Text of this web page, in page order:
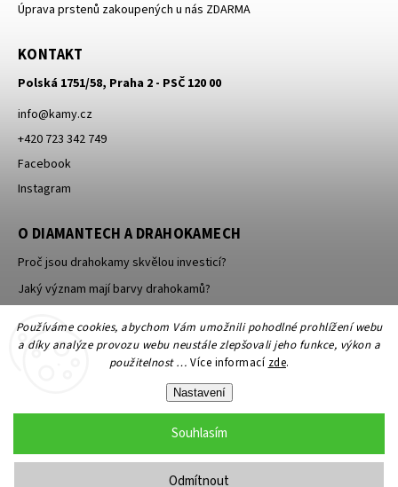
Používáme cookies, abychom Vám umožnili pohodlné prohlížení webu
a díky analýze provozu webu neustále zlepšovali jeho funkce, výkon a
použitelnost … Více informací zde.
Nastavení
Odmítnout
Souhlasím
Úprava prstenů zakoupených u nás ZDARMA
KONTAKT
Polská 1751/58, Praha 2 - PSČ 120 00
info@kamy.cz
+420 723 342 749
Facebook
Instagram
O DIAMANTECH A DRAHOKAMECH
Proč jsou drahokamy skvělou investicí?
Jaký význam mají barvy drahokamů?
práva vyhrazena.